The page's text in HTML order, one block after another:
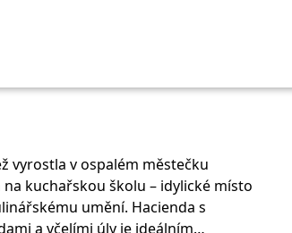
vyrostla v ospalém městečku
kuchařskou školu – idylické místo
umění. Hacienda s
a včelími úly je ideálním
NEZAŘAZENÉ SOUBORY
soubory
bez nezbytně nutných souborů cookie správně používat.